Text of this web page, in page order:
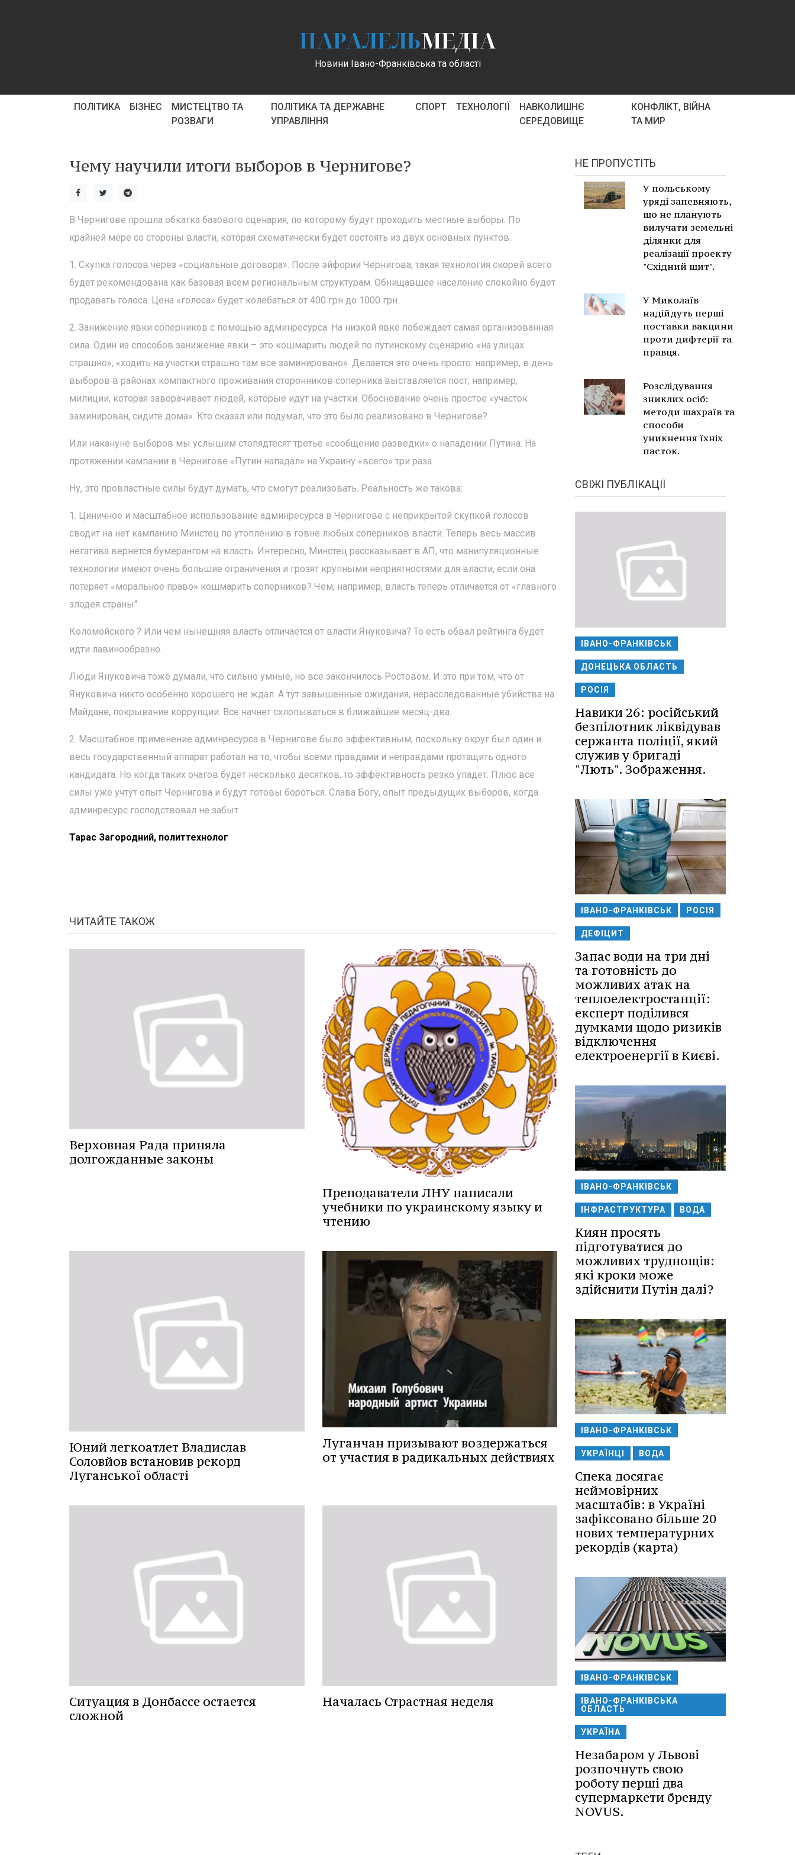
ПАРАЛЕЛЬМЕДІА
Новини Івано-Франківська та області
ПОЛІТИКА БІЗНЕС
МИСТЕЦТВО ТА
РОЗВАГИ
ПОЛІТИКА ТА ДЕРЖАВНЕ
УПРАВЛІННЯ
СПОРТ ТЕХНОЛОГІЇ
НАВКОЛИШНЄ
СЕРЕДОВИЩЕ
КОНФЛІКТ, ВІЙНА
ТА МИР
Чему научили итоги выборов в Чернигове?
В Чернигове прошла обкатка базового сценария, по которому будут проходить местные выборы. По
крайней мере со стороны власти, которая схематически будет состоять из двух основных пунктов.
1. Скупка голосов через «социальные договора». После эйфории Чернигова, такая технология скорей всего
будет рекомендована как базовая всем региональным структурам. Обнищавшее население спокойно будет
продавать голоса. Цена «голоса» будет колебаться от 400 грн до 1000 грн.
2. Занижение явки соперников с помощью админресурса. На низкой явке побеждает самая организованная
сила. Один из способов занижение явки – это кошмарить людей по путинскому сценарию «на улицах
страшно», «ходить на участки страшно там все заминировано». Делается это очень просто: например, в день
выборов в районах компактного проживания сторонников соперника выставляется пост, например,
милиции, которая заворачивает людей, которые идут на участки. Обоснование очень простое «участок
заминирован, сидите дома». Кто сказал или подумал, что это было реализовано в Чернигове?
Или накануне выборов мы услышим стопядтесят третье «сообщение разведки» о нападении Путина. На
протяжении кампании в Чернигове «Путин нападал» на Украину «всего» три раза.
Ну, это провластные силы будут думать, что смогут реализовать. Реальность же такова:
1. Циничное и масштабное использование админресурса в Чернигове с неприкрытой скупкой голосов
сводит на нет кампанию Минстец по утоплению в говне любых соперников власти. Теперь весь массив
негатива вернется бумерангом на власть. Интересно, Минстец рассказывает в АП, что манипуляционные
технологии имеют очень большие ограничения и грозят крупными неприятностями для власти, если она
потеряет «моральное право» кошмарить соперников? Чем, например, власть теперь отличается от «главного
злодея страны"
Коломойского ? Или чем нынешняя власть отличается от власти Януковича? То есть обвал рейтинга будет
идти лавинообразно.
Люди Януковича тоже думали, что сильно умные, но все закончилось Ростовом. И это при том, что от
Януковича никто особенно хорошего не ждал. А тут завышенные ожидания, нерасследованные убийства на
Майдане, покрывание коррупции. Все начнет схлопываться в ближайшие месяц-два.
2. Масштабное применение админресурса в Чернигове было эффективным, поскольку округ был один и
весь государственный аппарат работал на то, чтобы всеми правдами и неправдами протащить одного
кандидата. Но когда таких очагов будет несколько десятков, то эффективность резко упадет. Плюс все
силы уже учтут опыт Чернигова и будут готовы бороться. Слава Богу, опыт предыдущих выборов, когда
админресурс господствовал не забыт.
Тарас Загородний, политтехнолог
ЧИТАЙТЕ ТАКОЖ
Верховная Рада приняла
долгожданные законы
Преподаватели ЛНУ написали
учебники по украинскому языку и
чтению
Юний легкоатлет Владислав
Соловйов встановив рекорд
Луганської області
Луганчан призывают воздержаться
от участия в радикальных действиях
Ситуация в Донбассе остается
сложной
Началась Страстная неделя
НЕ ПРОПУСТІТЬ
У польському
уряді запевняють,
що не планують
вилучати земельні
ділянки для
реалізації проекту
"Східний щит".
У Миколаїв
надійдуть перші
поставки вакцини
проти дифтерії та
правця.
Розслідування
зниклих осіб:
методи шахраїв та
способи
уникнення їхніх
пасток.
СВІЖІ ПУБЛІКАЦІЇ
ІВАНО-ФРАНКІВСЬК
ДОНЕЦЬКА ОБЛАСТЬ
РОСІЯ
Навики 26: російський
безпілотник ліквідував
сержанта поліції, який
служив у бригаді
"Лють". Зображення.
ІВАНО-ФРАНКІВСЬК РОСІЯ
ДЕФІЦИТ
Запас води на три дні
та готовність до
можливих атак на
теплоелектростанції:
експерт поділився
думками щодо ризиків
відключення
електроенергії в Києві.
ІВАНО-ФРАНКІВСЬК
ІНФРАСТРУКТУРА ВОДА
Киян просять
підготуватися до
можливих труднощів:
які кроки може
здійснити Путін далі?
ІВАНО-ФРАНКІВСЬК
УКРАЇНЦІ ВОДА
Спека досягає
неймовірних
масштабів: в Україні
зафіксовано більше 20
нових температурних
рекордів (карта)
ІВАНО-ФРАНКІВСЬК
ІВАНО-ФРАНКІВСЬКА
ОБЛАСТЬ
УКРАЇНА
Незабаром у Львові
розпочнуть свою
роботу перші два
супермаркети бренду
NOVUS.